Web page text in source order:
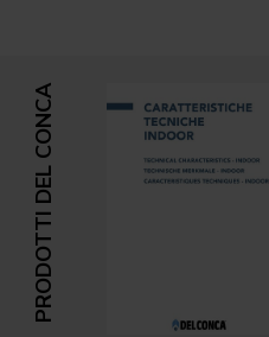
PRODOTTI DEL CONCA